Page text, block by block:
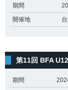
期間
開催地
第11回 BFA
期間